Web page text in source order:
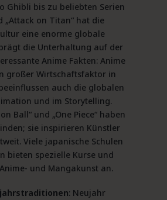
Ghibli bis zu beliebten Serien
„Attack on Titan“ hat die
eine enorme globale
die Unterhaltung auf der
Anime Fakten: Anime
großer Wirtschaftsfaktor in
auch die globalen
und im Storytelling.
Ball“ und „One Piece“ haben
sie inspirieren Künstler
Viele japanische Schulen
bieten spezielle Kurse und
und Mangakunst an.
: Neujahr